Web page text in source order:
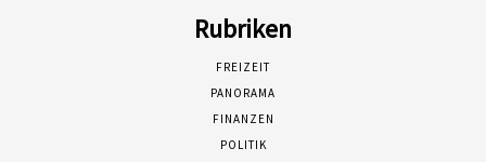
Rubriken
FREIZEIT
PANORAMA
FINANZEN
POLITIK